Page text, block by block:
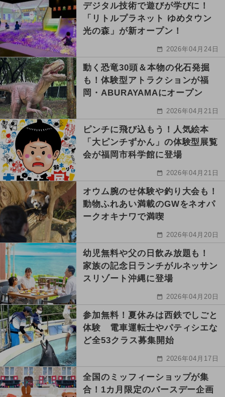
デジタル技術で遊びが学びに！
「リトルプラネット ゆめタウン
光の森」が新オープン！
2026年04月24日
動く恐竜30頭＆本物の化石発掘
も！体験型アトラクションが福
岡・ABURAYAMAにオープン
2026年04月21日
ピンチに飛び込もう！人気絵本
「大ピンチずかん」の体験型展覧
会が福岡市科学館に登場
2026年04月21日
オウム腕のせ体験や釣り大会も！
動物ふれあい満載のGWをネオパ
ークオキナワで満喫
2026年04月20日
幼児無料や父の日飲み放題も！
家族の記念日ランチがルネッサン
スリゾート沖縄に登場
2026年04月20日
参加無料！夏休みは西鉄でしごと
体験 電車運転士やパティシエな
ど全53クラス募集開始
2026年04月17日
全国のミッフィーショップが集
合！1カ月限定のバースデー企画